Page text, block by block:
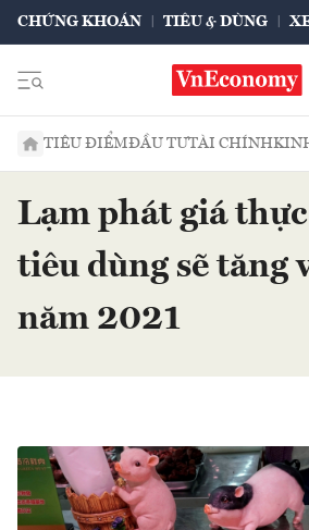
CHỨNG KHOÁN TIÊU & DÙNG
TIÊU ĐIỂMĐẦU TƯTÀI CHÍNH
Lạm phát giá
tiêu dùng sẽ tăng
năm 2021